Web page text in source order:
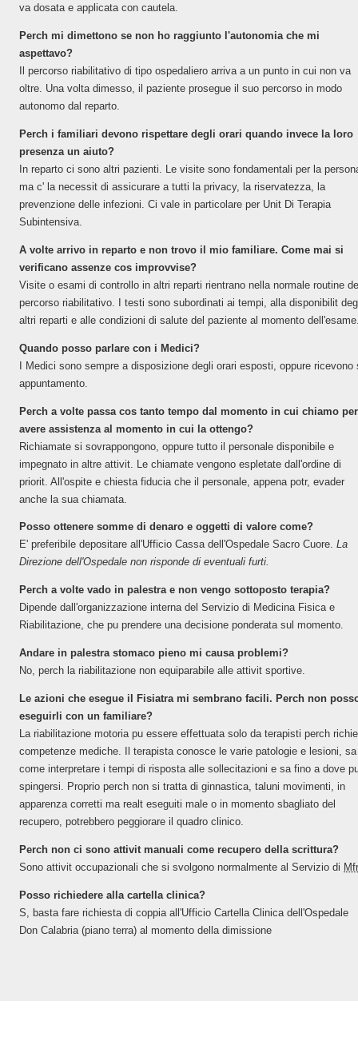
va dosata e applicata con cautela.
Perch mi dimettono se non ho raggiunto l'autonomia che mi
aspettavo?
Il percorso riabilitativo di tipo ospedaliero arriva a un punto in cui non va
oltre. Una volta dimesso, il paziente prosegue il suo percorso in modo
autonomo dal reparto.
Perch i familiari devono rispettare degli orari quando invece la loro
presenza un aiuto?
In reparto ci sono altri pazienti. Le visite sono fondamentali per la
ma c' la necessit di assicurare a tutti la privacy, la riservatezza, la
prevenzione delle infezioni. Ci vale in particolare per Unit Di Terapia
Subintensiva.
A volte arrivo in reparto e non trovo il mio familiare. Come mai si
verificano assenze cos improvvise?
Visite o esami di controllo in altri reparti rientrano nella normale routine
percorso riabilitativo. I testi sono subordinati ai tempi, alla disponibilit
altri reparti e alle condizioni di salute del paziente al momento
Quando posso parlare con i Medici?
I Medici sono sempre a disposizione degli orari esposti, oppure ricevono
appuntamento.
Perch a volte passa cos tanto tempo dal momento in cui chiamo per
avere assistenza al momento in cui la ottengo?
Richiamate si sovrappongono, oppure tutto il personale disponibile e
impegnato in altre attivit. Le chiamate vengono espletate dall'ordine di
priorit. All'ospite e chiesta fiducia che il personale, appena potr, evader
anche la sua chiamata.
Posso ottenere somme di denaro e oggetti di valore come?
E' preferibile depositare all'Ufficio Cassa dell'Ospedale Sacro Cuore.La
Direzione dell'Ospedale non risponde di eventuali furti.
Perch a volte vado in palestra e non vengo sottoposto terapia?
Dipende dall'organizzazione interna del Servizio di Medicina Fisica e
Riabilitazione, che pu prendere una decisione ponderata sul momento.
Andare in palestra stomaco pieno mi causa problemi?
No, perch la riabilitazione non equiparabile alle attivit sportive.
Le azioni che esegue il Fisiatra mi sembrano facili. Perch non
eseguirli con un familiare?
La riabilitazione motoria pu essere effettuata solo da terapisti perch
competenze mediche. Il terapista conosce le varie patologie e lesioni, sa
come interpretare i tempi di risposta alle sollecitazioni e sa fino a dove
spingersi. Proprio perch non si tratta di ginnastica, taluni movimenti, in
apparenza corretti ma realt eseguiti male o in momento sbagliato del
recupero, potrebbero peggiorare il quadro clinico.
Perch non ci sono attivit manuali come recupero della scrittura?
Sono attivit occupazionali che si svolgono normalmente al Servizio di Mfr
Posso richiedere alla cartella clinica?
S, basta fare richiesta di coppia all'Ufficio Cartella Clinica dell'Ospedale
Don Calabria (piano terra) al momento della dimissione